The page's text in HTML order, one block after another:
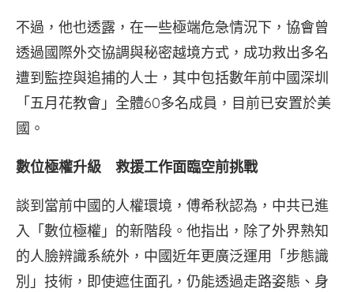
不過，他也透露，在一些極端危急情況下，協會曾
透過國際外交協調與秘密越境方式，成功救出多名
遭到監控與追捕的人士，其中包括數年前中國深圳
「五月花教會」全體60多名成員，目前已安置於美
國。
數位極權升級 救援工作面臨空前挑戰
談到當前中國的人權環境，傅希秋認為，中共已進
入「數位極權」的新階段。他指出，除了外界熟知
的人臉辨識系統外，中國近年更廣泛運用「步態識
別」技術，即使遮住面孔，仍能透過走路姿態、身